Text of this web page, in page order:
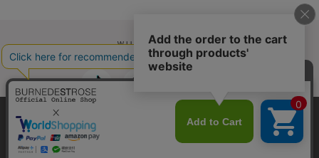
公式オンラインショップご利用規約
メンバーズ規約
メンバーズポイントプログラム規約
特定商取引法に基づく表示
個人情報保護指針
弊社はCookieを利用し、Webの利便性向上に努め
ております。「承諾する」をクリックしていただ
くと、お客様に最適な内容を提供することが可能
承諾する
♥全品10％OFF♥
ノベルティプレゼント